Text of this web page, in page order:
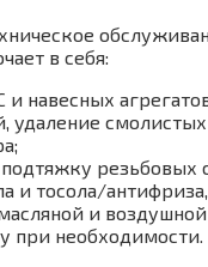
в себя:
и навесных
удаление
резьбовых
и тосола/
и
при необходимости.